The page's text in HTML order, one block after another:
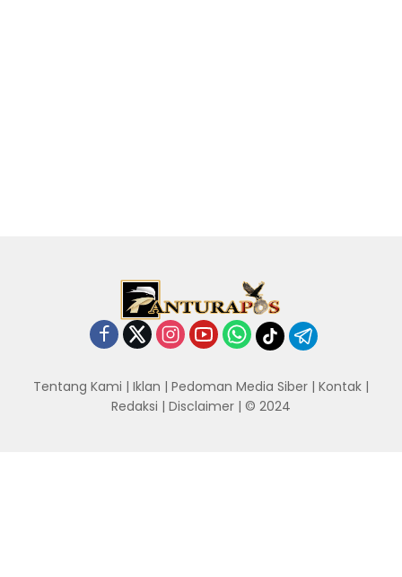
Tentang Kami | Iklan | Pedoman Media Siber | Kontak |
Redaksi | Disclaimer | © 2024